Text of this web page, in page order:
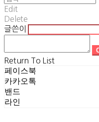
Edit
Delete
글쓴이
Return To List
페이스북
카카오톡
밴드
라인